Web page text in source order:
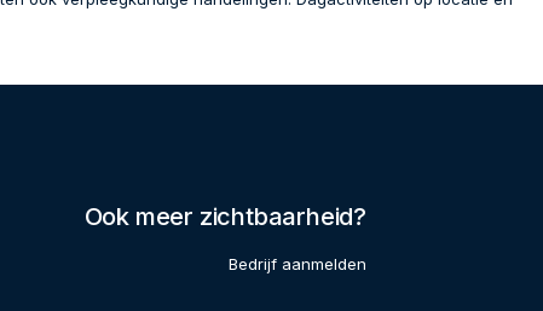
Ook meer zichtbaarheid?
Bedrijf aanmelden